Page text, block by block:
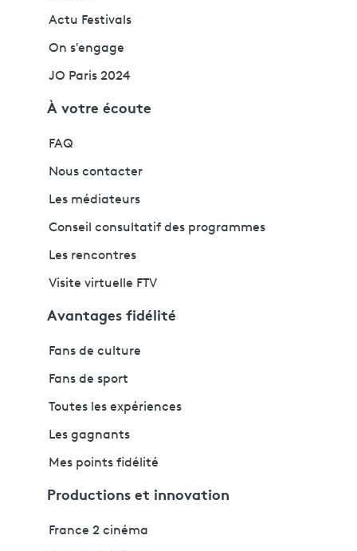
Actu Festivals
On s'engage
JO Paris 2024
À votre écoute
FAQ
Nous contacter
Les médiateurs
Conseil consultatif des programmes
Les rencontres
Visite virtuelle FTV
Avantages fidélité
Fans de culture
Fans de sport
Toutes les expériences
Les gagnants
Mes points fidélité
Productions et innovation
France 2 cinéma